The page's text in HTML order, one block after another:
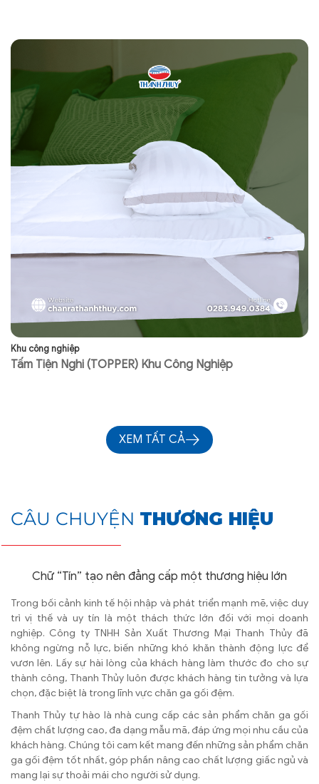
Khu công nghiệp
Tấm Tiện Nghi (TOPPER) Khu Công Nghiệp
XEM TẤT CẢ
CÂU CHUYỆN THƯƠNG HIỆU
Chữ “Tín” tạo nên đẳng cấp một thương hiệu lớn
Trong bối cảnh kinh tế hội nhập và phát triển mạnh mẽ, việc duy
trì vị thế và uy tín là một thách thức lớn đối với mọi doanh
nghiệp. Công ty TNHH Sản Xuất Thương Mại Thanh Thủy đã
không ngừng nỗ lực, biến những khó khăn thành động lực để
vươn lên. Lấy sự hài lòng của khách hàng làm thước đo cho sự
thành công, Thanh Thủy luôn được khách hàng tin tưởng và lựa
chọn, đặc biệt là trong lĩnh vực chăn ga gối đệm.
Thanh Thủy tự hào là nhà cung cấp các sản phẩm chăn ga gối
đệm chất lượng cao, đa dạng mẫu mã, đáp ứng mọi nhu cầu của
khách hàng. Chúng tôi cam kết mang đến những sản phẩm chăn
ga gối đệm tốt nhất, góp phần nâng cao chất lượng giấc ngủ và
mang lại sự thoải mái cho người sử dụng.